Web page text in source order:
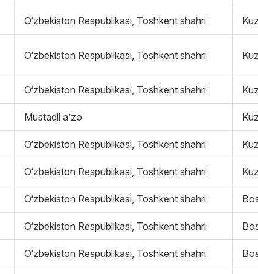
O‘zbekiston Respublikasi, Toshkent shahri
O‘zbekiston Respublikasi, Toshkent shahri
O‘zbekiston Respublikasi, Toshkent shahri
Mustaqil a’zo
O‘zbekiston Respublikasi, Toshkent shahri
O‘zbekiston Respublikasi, Toshkent shahri
O‘zbekiston Respublikasi, Toshkent shahri
O‘zbekiston Respublikasi, Toshkent shahri
O‘zbekiston Respublikasi, Toshkent shahri